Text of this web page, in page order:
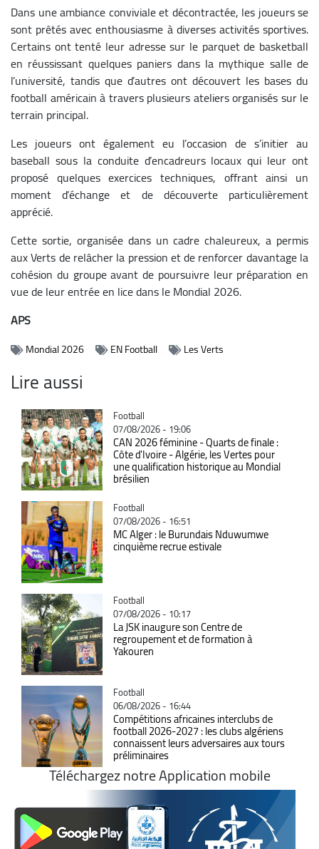
Dans une ambiance conviviale et décontractée, les joueurs se
sont prêtés avec enthousiasme à diverses activités sportives.
Certains ont tenté leur adresse sur le parquet de basketball
en réussissant quelques paniers dans la mythique salle de
l’université, tandis que d’autres ont découvert les bases du
football américain à travers plusieurs ateliers organisés sur le
terrain principal.
Les joueurs ont également eu l’occasion de s’initier au
baseball sous la conduite d’encadreurs locaux qui leur ont
proposé quelques exercices techniques, offrant ainsi un
moment d’échange et de découverte particulièrement
apprécié.
Cette sortie, organisée dans un cadre chaleureux, a permis
aux Verts de relâcher la pression et de renforcer davantage la
cohésion du groupe avant de poursuivre leur préparation en
vue de leur entrée en lice dans le Mondial 2026.
APS
Mondial 2026 EN Football Les Verts
Lire aussi
Catégorie
Football
07/08/2026 - 19:06
CAN 2026 féminine - Quarts de finale :
Côte d'Ivoire - Algérie, les Vertes pour
une qualification historique au Mondial
brésilien
Catégorie
Football
07/08/2026 - 16:51
MC Alger : le Burundais Nduwumwe
cinquième recrue estivale
Catégorie
Football
07/08/2026 - 10:17
La JSK inaugure son Centre de
regroupement et de formation à
Yakouren
Catégorie
Football
06/08/2026 - 16:44
Compétitions africaines interclubs de
football 2026-2027 : les clubs algériens
connaissent leurs adversaires aux tours
préliminaires
Téléchargez notre Application mobile